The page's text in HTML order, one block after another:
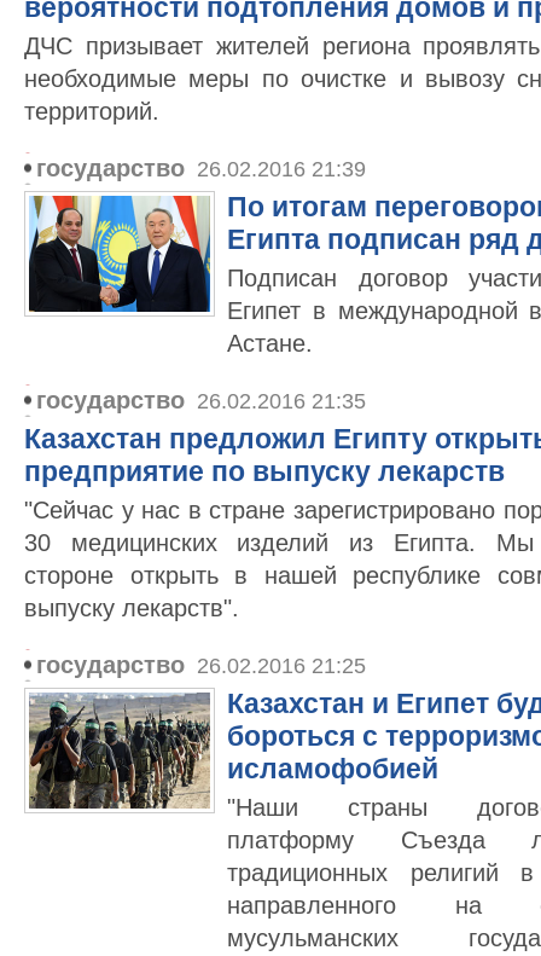
вероятности подтопления домов и
ДЧС призывает жителей региона
необходимые меры по очистке и вывозу
территорий.
государство 26.02.2016 21:39
По итогам
Египта подписан ряд
Подписан договор
Египет в международной
Астане.
государство 26.02.2016 21:35
Казахстан предложил Египту
предприятие по выпуску лекарств
"Сейчас у нас в стране зарегистрировано
30 медицинских изделий из Египта. Мы
стороне открыть в нашей республике
выпуску лекарств".
государство 26.02.2016 21:25
Казахстан и Египет
бороться с
исламофобией
"Наши страны
платформу Съезда
традиционных религий
направленного на
мусульманских